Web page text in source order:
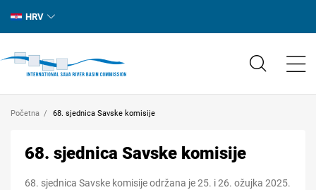
HRV
Početna 68. sjednica Savske komisije
68. sjednica Savske komisije
68. sjednica Savske komisije održana je 25. i 26. ožujka 2025.